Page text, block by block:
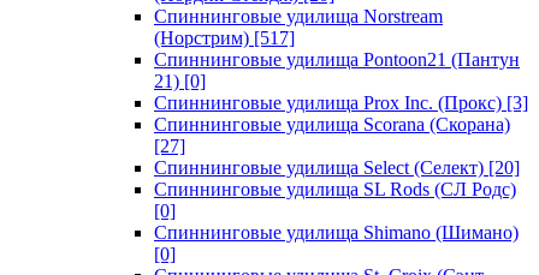
Спиннинговые удилища Norstream
(Норстрим) [517]
Спиннинговые удилища Pontoon21 (Пантун
21) [0]
Спиннинговые удилища Prox Inc. (Прокс) [3]
Спиннинговые удилища Scorana (Скорана)
[27]
Спиннинговые удилища Select (Селект) [20]
Спиннинговые удилища SL Rods (СЛ Родс)
[0]
Спиннинговые удилища Shimano (Шимано)
[0]